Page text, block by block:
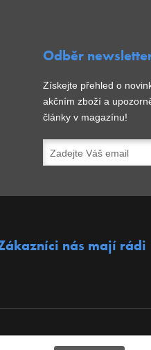
Odběr
Získejte přehled o
akčním zboží a
články v magazínu!
nás mají rádi